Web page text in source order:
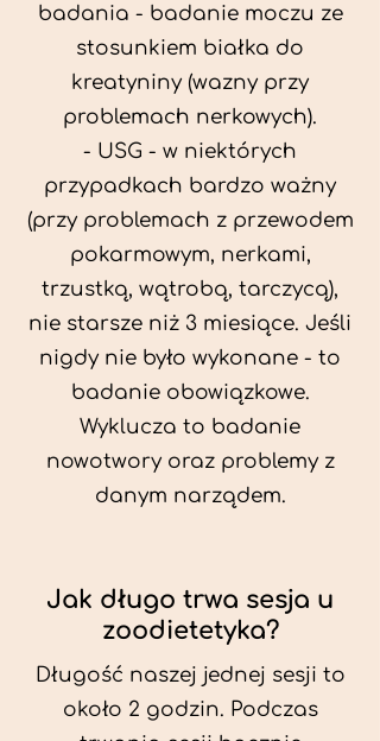
badania - badanie moczu ze
stosunkiem białka do
kreatyniny (wazny przy
problemach nerkowych).
- USG - w niektórych
przypadkach bardzo ważny
(przy problemach z przewodem
pokarmowym, nerkami,
trzustką, wątrobą, tarczycą),
nie starsze niż 3 miesiące. Jeśli
nigdy nie było wykonane - to
badanie obowiązkowe.
Wyklucza to badanie
nowotwory oraz problemy z
danym narządem.
Jak długo trwa sesja u
zoodietetyka?
Długość naszej jednej sesji to
około 2 godzin. Podczas